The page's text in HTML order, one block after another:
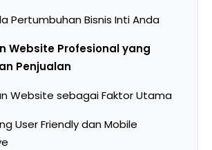
Pertumbuhan Bisnis Inti Anda
Website Profesional yang
Penjualan
Website sebagai Faktor Utama
User Friendly dan Mobile